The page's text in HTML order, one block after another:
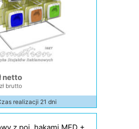
netto
brutto
realizacji 21 dni